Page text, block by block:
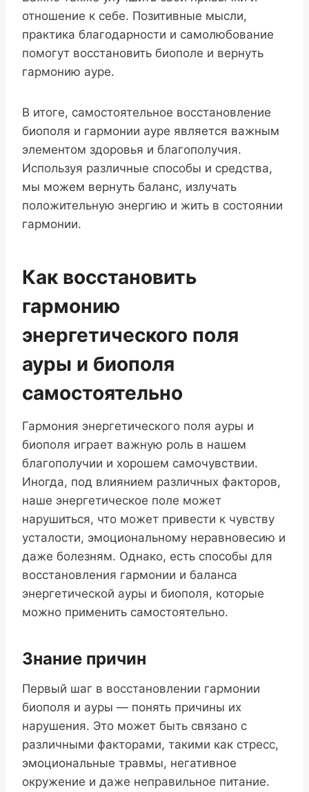
отношение к себе. Позитивные мысли,
практика благодарности и самолюбование
помогут восстановить биополе и вернуть
гармонию ауре.
В итоге, самостоятельное восстановление
биополя и гармонии ауре является важным
элементом здоровья и благополучия.
Используя различные способы и средства,
мы можем вернуть баланс, излучать
положительную энергию и жить в состоянии
гармонии.
Как восстановить
гармонию
энергетического поля
ауры и биополя
самостоятельно
Гармония энергетического поля ауры и
биополя играет важную роль в нашем
благополучии и хорошем самочувствии.
Иногда, под влиянием различных факторов,
наше энергетическое поле может
нарушиться, что может привести к чувству
усталости, эмоциональному неравновесию и
даже болезням. Однако, есть способы для
восстановления гармонии и баланса
энергетической ауры и биополя, которые
можно применить самостоятельно.
Знание причин
Первый шаг в восстановлении гармонии
биополя и ауры — понять причины их
нарушения. Это может быть связано с
различными факторами, такими как стресс,
эмоциональные травмы, негативное
окружение и даже неправильное питание.